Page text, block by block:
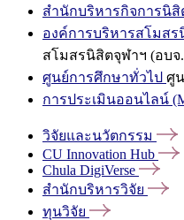
สำนักบริหารกิจการนิสิ
องค์การบริหารสโมสร
สโมสรนิสิตจุฬาฯ (อบจ
ศูนย์การศึกษาทั่วไป ศู
การประเมินออนไลน์
วิจัยและนวัตกรรม
CU Innovation Hub
Chula DigiVerse
สำนักบริหารวิจัย
ทุนวิจัย